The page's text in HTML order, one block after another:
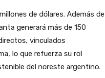
de dólares. Además de
generará más de 150
vinculados
lo que refuerza su rol
del noreste argentino.